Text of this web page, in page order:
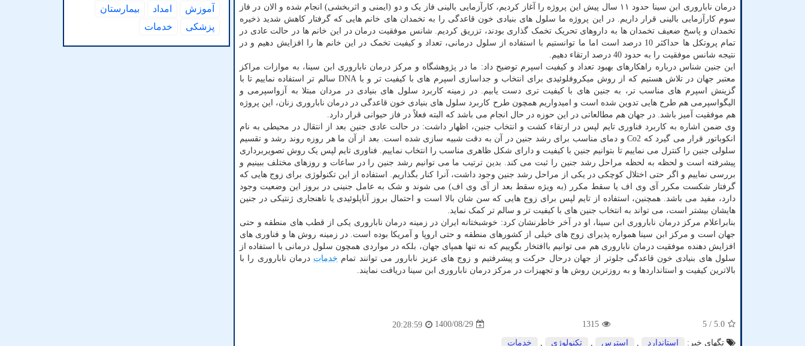
درمان ناباروری ابن سینا حدود ۱۱ سال پیش این پروژه را آغاز کردیم، کارآزمایی بالینی فاز یک و دو (ایمنی و اثربخشی) انجام شده و الان در فاز
سوم کارآزمایی بالینی قرار داریم. در این پروژه ما سلول های بنیادی خون قاعدگی را به تخمدان های خانم هایی که گرفتار کاهش شدید ذخیره
تخمدان و پاسخ ضعیف تخمدان ها به داروهای تحریک تخمک گذاری بودند، تزریق کردیم. شانس موفقیت درمان در این خانم ها در حالت عادی در
تمام پروتکل ها حداکثر 10 درصد است اما ما توانستیم با استفاده از سلول درمانی، تعداد و کیفیت تخمک در این خانم ها را افزایش دهیم و در
نتیجه شانس موفقیت را به حدود 40 درصد ارتقاء دهیم.
این جنین شناس درباره راهکارهای بهبود تعداد و کیفیت اسپرم توضیح داد: ما در پژوهشگاه و مرکز درمان ناباروری ابن سینا، به موازات مراکز
معتبر جهان در تلاش هستیم که از روش میکروفلوئیدی برای انتخاب و جداسازی اسپرم های با کیفیت تر و با DNA سالم تر استفاده نماییم تا با
گزینش اسپرم های مناسب تر، به جنین های با کیفیت تری دست یابیم. در زمینه کاربرد سلول های بنیادی در مردان مبتلا به آزواسپرمی و
الیگواسپرمی هم طرح هایی تدوین شده است و امیدواریم همچون طرح کاربرد سلول های بنیادی خون قاعدگی در درمان ناباروری زنان، این پروژه
هم موفقیت آمیز باشد. در جهان هم مطالعاتی در این حوزه در حال انجام می باشد که البته فعلاً در فاز حیوانی قرار دارد.
وی ضمن اشاره به کاربرد فناوری تایم لپس در ارتقاء کشت و انتخاب جنین، اظهار داشت: در حالت عادی جنین بعد از انتقال در محیطی به نام
انکوباتور قرار می گیرد که Co2 و دمای مناسب برای رشد جنین در آن به دقت شبیه سازی شده است. بعد از آن ما هر روزه روند رشد و تقسیم
سلولی جنین را کنترل می نماییم تا بتوانیم جنین با کیفیت و دارای شکل ظاهری مناسب را انتخاب نماییم. فناوری تایم لپس یک روش تصویربرداری
پیشرفته است و لحظه به لحظه مراحل رشد جنین را ثبت می کند. بدین ترتیب ما می توانیم رشد جنین را در ساعات و روزهای مختلف ببینیم و
بررسی نماییم و اگر حتی اختلال کوچکی در یکی از مراحل رشد جنین وجود داشت، آنرا کنار بگذاریم. استفاده از این تکنولوژی برای زوج هایی که
گرفتار شکست مکرر آی وی اف یا سقط مکرر (به ویژه سقط بعد از آی وی اف) می شوند و شک به عامل جنینی در بروز این وضعیت وجود
دارد، مفید می باشد. همچنین، استفاده از تایم لپس برای زوج هایی که سن شان بالا است و احتمال بروز آناپلوئیدی یا ناهنجاری ژنتیکی در جنین
هایشان بیشتر است، می تواند به انتخاب جنین های با کیفیت تر و سالم تر کمک نماید.
بنابراعلام مرکز درمان ناباروری ابن سینا، او در آخر خاطرنشان کرد: خوشبختانه ایران در زمینه درمان ناباروری یکی از قطب های منطقه و حتی
جهان است و مرکز ابن سینا همواره پذیرای زوج های خیلی از کشورهای منطقه و حتی اروپا و آمریکا بوده است. در زمینه روش ها و فناوری های
افزایش دهنده موفقیت درمان ناباروری هم می توانیم باافتخار بگوییم که نه تنها همپای جهان، بلکه در مواردی همچون سلول درمانی با استفاده از
سلول های بنیادی خون قاعدگی جلوتر از جهان درحال حرکت و پیشرفتیم و زوج های عزیز نابارور می توانند تمام خدمات درمان ناباروری را با
بالاترین کیفیت و استانداردها و به روزترین روش ها و تجهیزات در مرکز درمان ناباروری ابن سینا دریافت نمایند.
5.0
/ 5
1315
1400/08/29
20:28:59
تگهای خبر:
استاندارد استرس تكنولوژی خدمات
آموزش
امداد
بیمارستان
پزشكی
خدمات